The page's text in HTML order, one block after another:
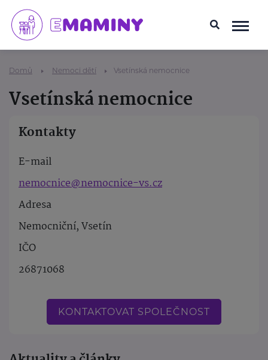
Domů Nemoci dětí Vsetínská nemocnice
Vsetínská nemocnice
Kontakty
E-mail
nemocnice@nemocnice-vs.cz
Adresa
Nemocniční, Vsetín
IČO
26871068
KONTAKTOVAT SPOLEČNOST